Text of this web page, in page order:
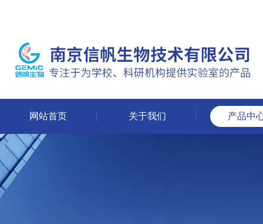
网站首页 关于我们 产品中